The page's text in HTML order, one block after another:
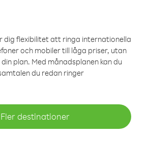
dig flexibilitet att ringa internationella
och mobiler till låga priser, utan
plan. Med månadsplanen kan du
du redan ringer
Fler destinationer